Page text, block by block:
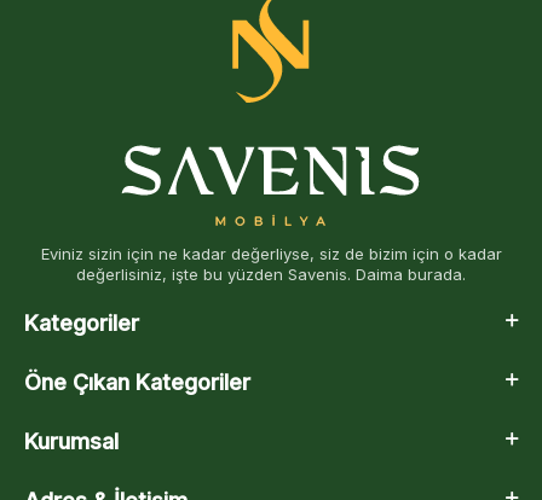
Eviniz sizin için ne kadar değerliyse, siz de bizim için o kadar
değerlisiniz, işte bu yüzden Savenis. Daima burada.
Kategoriler
Öne Çıkan Kategoriler
Kurumsal